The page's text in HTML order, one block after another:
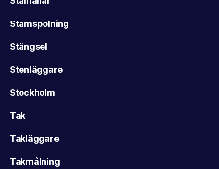
Stamspolning
Stängsel
Stenläggare
Stockholm
Tak
Takläggare
Takmålning